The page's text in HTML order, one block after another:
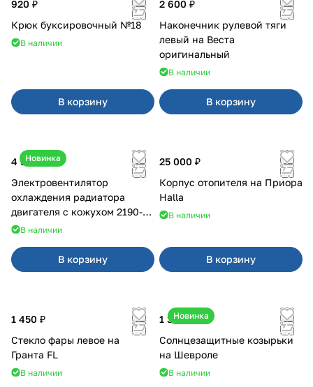
920 ₽
Крюк буксировочный №18
В наличии
В корзину
2 600 ₽
Наконечник рулевой тяги
левый на Веста
оригинальный
В наличии
В корзину
Новинка
4 550 ₽
Электровентилятор
охлаждения радиатора
двигателя с кожухом 2190-
2194 н/о с кондиционером
В наличии
В корзину
25 000 ₽
Корпус отопителя на Приора
Halla
В наличии
В корзину
1 450 ₽
Стекло фары левое на
Гранта FL
В наличии
Новинка
1 350 ₽
Солнцезащитные козырьки
на Шевроле
В наличии